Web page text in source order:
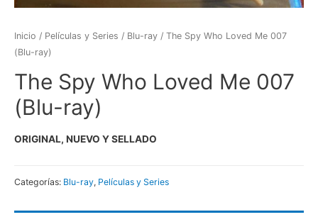
Inicio / Películas y Series / Blu-ray / The Spy Who Loved Me 007
(Blu-ray)
The Spy Who Loved Me 007
(Blu-ray)
ORIGINAL, NUEVO Y SELLADO
Categorías: Blu-ray, Películas y Series